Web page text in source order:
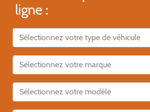
ligne :